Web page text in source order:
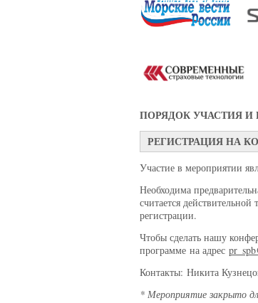
ПОРЯДОК УЧАСТИЯ И
РЕГИСТРАЦИЯ НА
Участие в мероприятии
Необходима
считается
регистрации.
Чтобы сделать нашу
программе на адрес
Контакты: Никита
* Мероприятие закрыто